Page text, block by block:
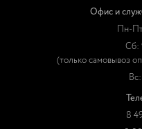
Офис и
Пн-
Сб:
(только самовывоз
8